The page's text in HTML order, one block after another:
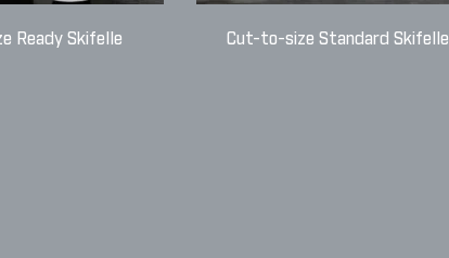
Ready Skifelle Cut-to-size Standard Skifelle